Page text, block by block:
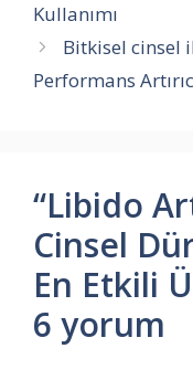
Kullanımı
Bitkisel cinsel
Performans
“Libido
Cinsel
En Etkili
6 yorum